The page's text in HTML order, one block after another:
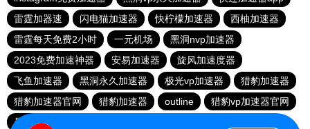
雷霆加器速
闪电猫加速器 快柠檬加速器
西柚加速器
雷霆每天免费2小时
一元机场
黑洞nvp加速器
2023免费加速神器
安易加速器
旋风加速度器
飞鱼加速器
黑洞永久加速器 极光vp加速器
猎豹加速器
猎豹加速器官网
猎豹加速器 outline
猎豹vp加速器官网
暴雪vp永久免费加速器下载官网